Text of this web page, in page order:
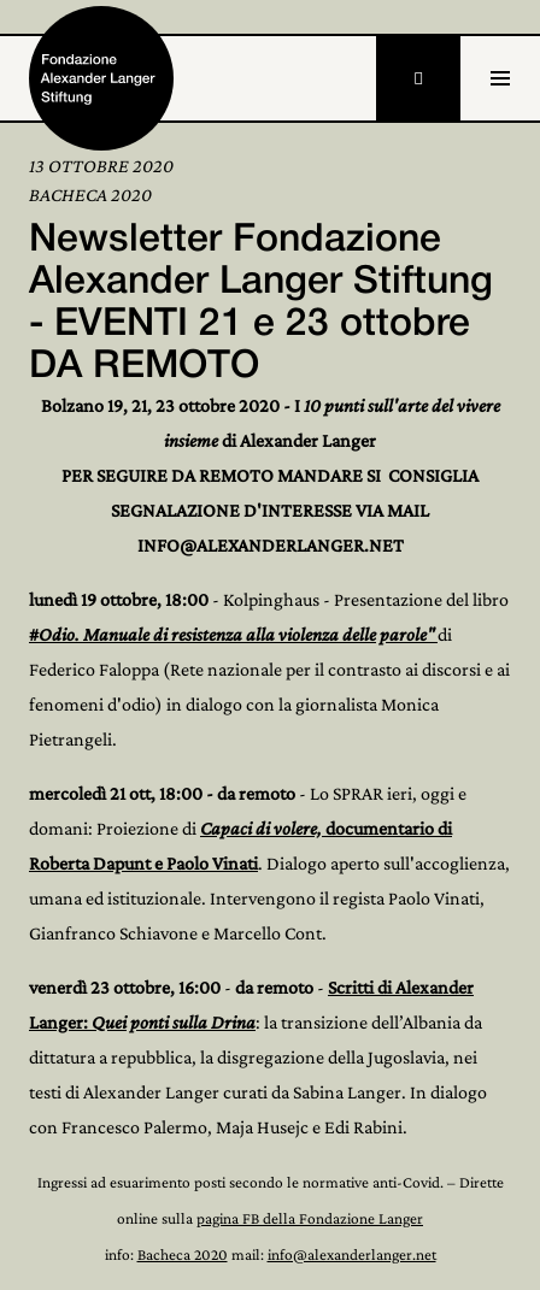
Home
Fondazione
Attività e progetti
Alexander Langer
Partecipa

13 OTTOBRE 2020
BACHECA 2020
Newsletter Fondazione
Alexander Langer Stiftung
- EVENTI 21 e 23 ottobre
DA REMOTO
Bolzano 19, 21, 23 ottobre 2020 - I10 punti sull'arte del vivere
insiemedi Alexander Langer
PER SEGUIRE DA REMOTO MANDARE SI CONSIGLIA
SEGNALAZIONE D'INTERESSE VIA MAIL
INFO@ALEXANDERLANGER.NET
lunedì 19 ottobre, 18:00 - Kolpinghaus - Presentazione del libro
#Odio. Manuale di resistenza alla violenza delle parole"di
Federico Faloppa (Rete nazionale per il contrasto ai discorsi e ai
fenomeni d'odio) in dialogo con la giornalista Monica
Pietrangeli.
mercoledì 21 ott, 18:00 - da remoto - Lo SPRAR ieri, oggi e
domani: Proiezione di Capaci di volere, documentario di
Roberta Dapunt e Paolo Vinati. Dialogo aperto sull'accoglienza,
umana ed istituzionale. Intervengono il regista Paolo Vinati,
Gianfranco Schiavone e Marcello Cont.
venerdì 23 ottobre, 16:00 - da remoto - Scritti di Alexander
Langer: Quei ponti sulla Drina: la transizione dell’Albania da
dittatura a repubblica, la disgregazione della Jugoslavia, nei
testi di Alexander Langer curati da Sabina Langer. In dialogo
con Francesco Palermo, Maja Husejc e Edi Rabini.
Ingressi ad esuarimento posti secondo le normative anti-Covid. – Dirette
online sulla pagina FB della Fondazione Langer
info: Bacheca 2020 mail: info@alexanderlanger.net